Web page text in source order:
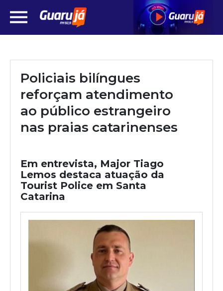
Policiais bilíngues
reforçam atendimento
ao público estrangeiro
nas praias catarinenses
Em entrevista, Major Tiago
Lemos destaca atuação da
Tourist Police em Santa
Catarina